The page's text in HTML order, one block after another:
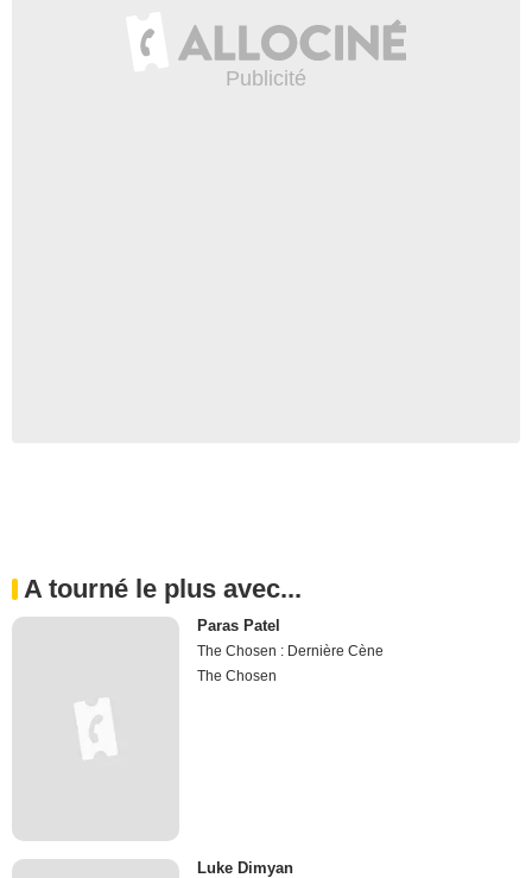
A tourné le plus avec...
Paras Patel
The Chosen : Dernière Cène
The Chosen
Luke Dimyan